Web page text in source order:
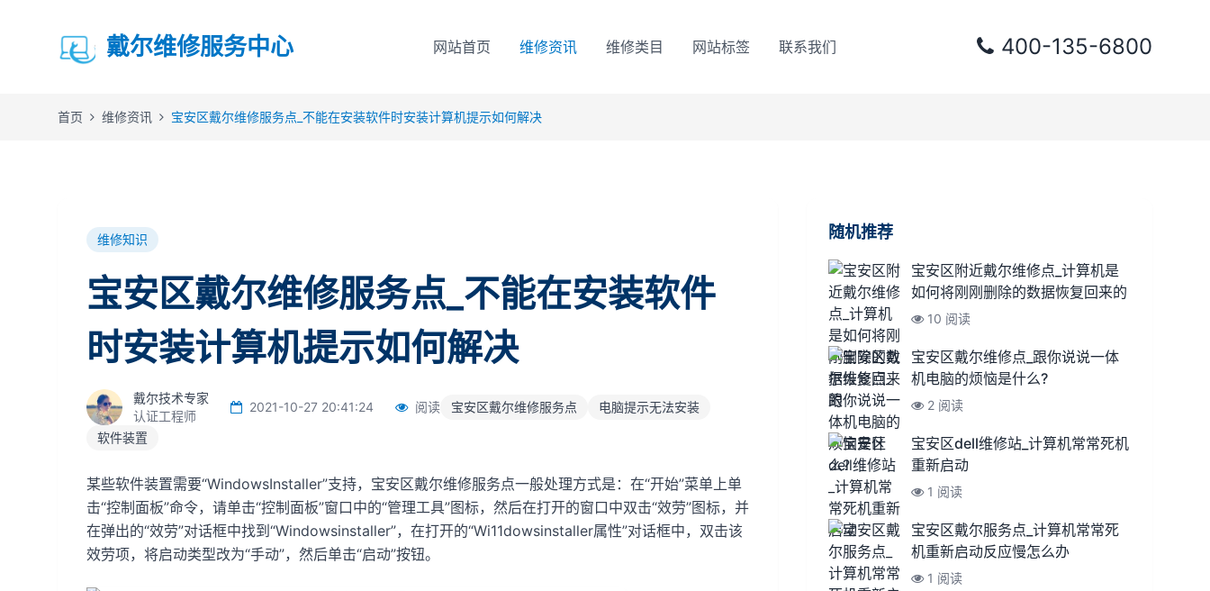
戴尔维修服务中心 网站首页 维修资讯 维修类目 网站标签 联系我们 400-135-6800
首页 维修资讯 宝安区戴尔维修服务点_不能在安装软件时安装计算机提示如何解决
维修知识
宝安区戴尔维修服务点_不能在安装软件
时安装计算机提示如何解决
戴尔技术专家
认证工程师
2021-10-27 20:41:24 阅读 宝安区戴尔维修服务点
电脑提示无法安装
软件装置
某些软件装置需要“WindowsInstaller”支持，宝安区戴尔维修服务点一般处理方式是：在“开始”菜单上单
击“控制面板”命令，请单击“控制面板”窗口中的“管理工具”图标，然后在打开的窗口中双击“效劳”图标，并
在弹出的“效劳”对话框中找到“Windowsinstaller”，在打开的“Wi11dowsinstaller属性”对话框中，双击该
效劳项，将启动类型改为“手动”，然后单击“启动”按钮。
随机推荐
宝安区附近戴尔维修点_计算机是
如何将刚刚删除的数据恢复回来的
10 阅读
宝安区戴尔维修点_跟你说说一体
机电脑的烦恼是什么?
2 阅读
宝安区dell维修站_计算机常常死机
重新启动
1 阅读
宝安区戴尔服务点_计算机常常死
机重新启动反应慢怎么办
1 阅读